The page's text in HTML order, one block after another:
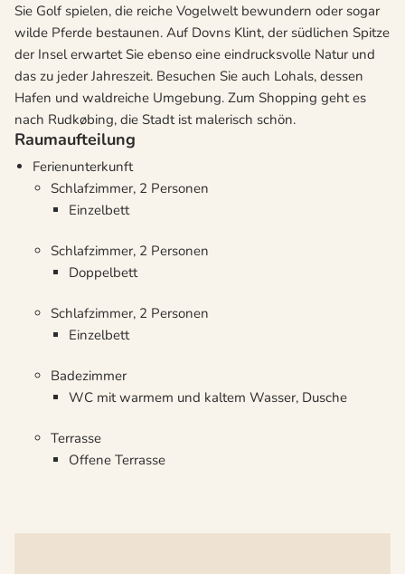
Sie Golf spielen, die reiche Vogelwelt bewundern oder sogar
wilde Pferde bestaunen. Auf Dovns Klint, der südlichen Spitze
der Insel erwartet Sie ebenso eine eindrucksvolle Natur und
das zu jeder Jahreszeit. Besuchen Sie auch Lohals, dessen
Hafen und waldreiche Umgebung. Zum Shopping geht es
nach Rudkøbing, die Stadt ist malerisch schön.
Raumaufteilung
Ferienunterkunft
Schlafzimmer, 2 Personen
Einzelbett
Schlafzimmer, 2 Personen
Doppelbett
Schlafzimmer, 2 Personen
Einzelbett
Badezimmer
WC mit warmem und kaltem Wasser, Dusche
Terrasse
Offene Terrasse